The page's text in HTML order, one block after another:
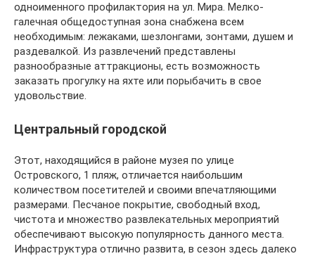
одноименного профилактория на ул. Мира. Мелко-
галечная общедоступная зона снабжена всем
необходимым: лежаками, шезлонгами, зонтами, душем и
раздевалкой. Из развлечений представлены
разнообразные аттракционы, есть возможность
заказать прогулку на яхте или порыбачить в свое
удовольствие.
Центральный городской
Этот, находящийся в районе музея по улице
Островского, 1 пляж, отличается наибольшим
количеством посетителей и своими впечатляющими
размерами. Песчаное покрытие, свободный вход,
чистота и множество развлекательных мероприятий
обеспечивают высокую популярность данного места.
Инфраструктура отлично развита, в сезон здесь далеко